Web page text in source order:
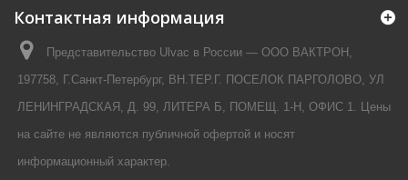
Контактная информация
Представительство Ulvac в России — ООО ВАКТРОН,
197758, Г.Санкт-Петербург, ВН.ТЕР.Г. ПОСЕЛОК ПАРГОЛОВО, УЛ
ЛЕНИНГРАДСКАЯ, Д. 99, ЛИТЕРА Б, ПОМЕЩ. 1-Н, ОФИС 1. Цены
на сайте не являются публичной офертой и носят
информационный характер.